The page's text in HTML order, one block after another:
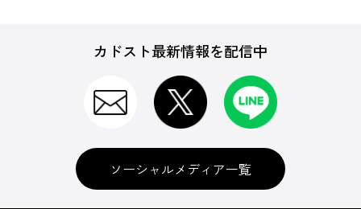
カドスト最新情報を配信中
ソーシャルメディア一覧